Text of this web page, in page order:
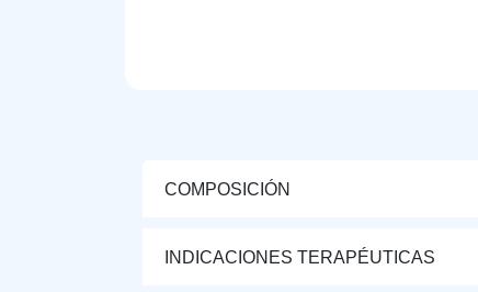
COMPOSICIÓN
INDICACIONES TERAPÉUTICAS